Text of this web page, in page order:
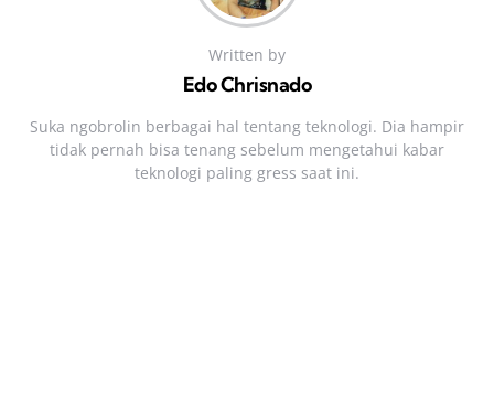
Written by
Edo Chrisnado
Suka ngobrolin berbagai hal tentang teknologi. Dia hampir
tidak pernah bisa tenang sebelum mengetahui kabar
teknologi paling gress saat ini.